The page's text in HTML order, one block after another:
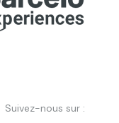
Suivez-nous sur :